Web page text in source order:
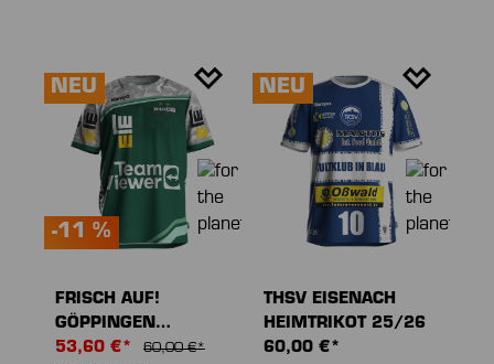
NEU
-11 %
FRISCH AUF!
GÖPPINGEN
HEIMTRIKOT 25/26
53,60 €*
60,00 €*
NEU
THSV EISENACH
HEIMTRIKOT 25/26
60,00 €*